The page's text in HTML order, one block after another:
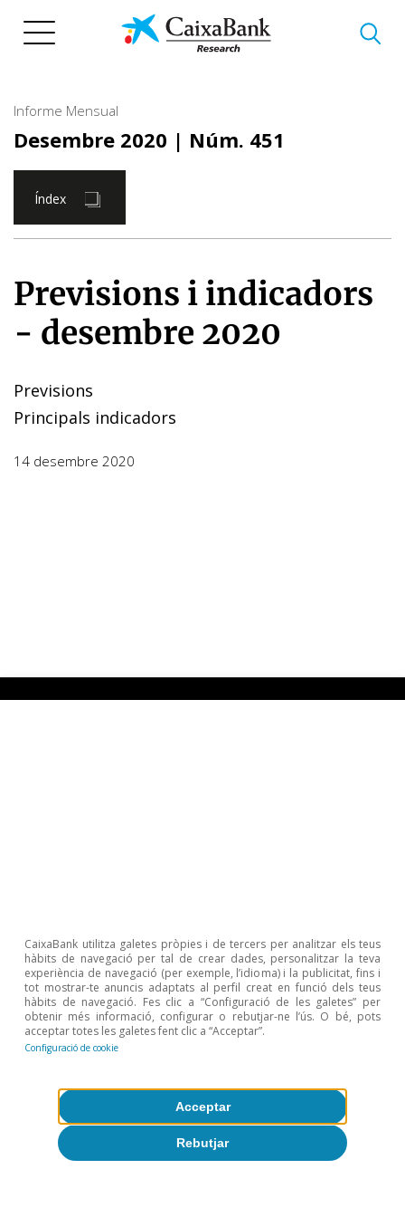
CaixaBank utilitza galetes pròpies i de tercers per analitzar els teus
hàbits de navegació per tal de crear dades, personalitzar la teva
experiència de navegació (per exemple, l’idioma) i la publicitat, fins i
tot mostrar-te anuncis adaptats al perfil creat en funció dels teus
hàbits de navegació. Fes clic a “Configuració de les galetes” per
obtenir més informació, configurar o rebutjar-ne l’ús. O bé, pots
acceptar totes les galetes fent clic a “Acceptar”.
Configuració de cookie
Rebutjar
Acceptar
Informe Mensual
Desembre 2020 | Núm. 451
Índex
Previsions i indicadors
- desembre 2020
Previsions
Principals indicadors
14 desembre 2020
Contacte
CaixaBank(opens in a new window)
Avís legal (opens in a new window)
Privacitat(opens in a new window)